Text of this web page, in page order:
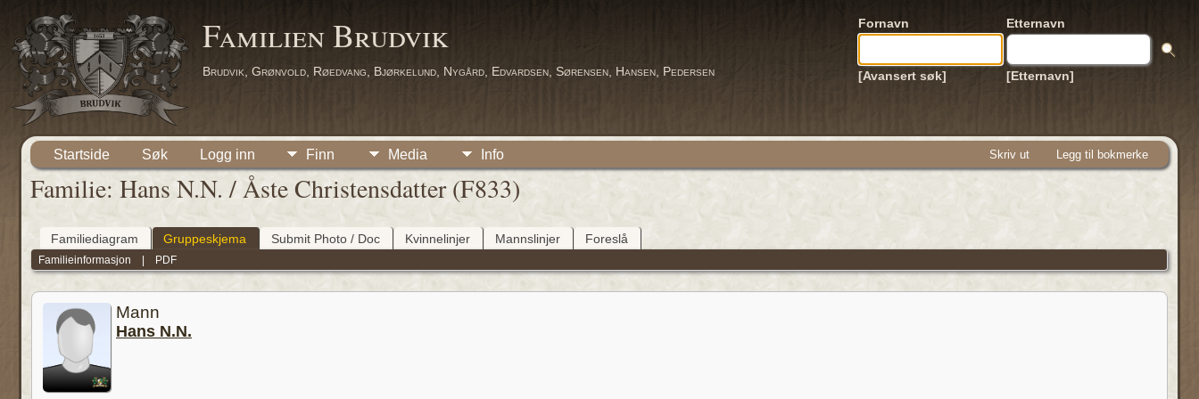
Familien Brudvik
Brudvik, Grønvold, Røedvang, Bjørkelund, Nygård, Edvardsen, Sørensen, Hansen, Pedersen
Fornavn Etternavn
[Avansert søk] [Etternavn]
Startside Søk Logg inn Finn Media Info Skriv ut Legg til bokmerke
Familie: Hans N.N. / Åste Christensdatter (F833)
Familiediagram Gruppeskjema Submit Photo / Doc Kvinnelinjer Mannslinjer Foreslå
Familieinformasjon | PDF
Mann
Hans N.N.